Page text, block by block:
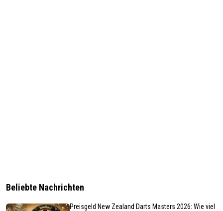
Beliebte Nachrichten
Preisgeld New Zealand Darts Masters 2026: Wie viel